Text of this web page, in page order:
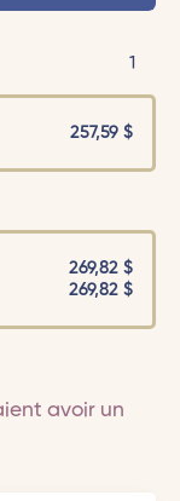
1
257,59$
269,82 $
269,82 $
avoir un